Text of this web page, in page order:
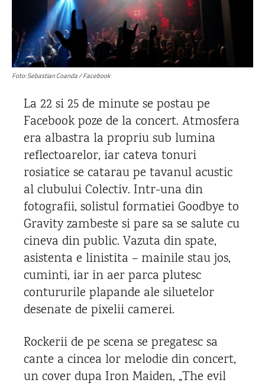
Foto: Sebastian Coanda / Facebook
La 22 si 25 de minute se postau pe
Facebook poze de la concert. Atmosfera
era albastra la propriu sub lumina
reflectoarelor, iar cateva tonuri
rosiatice se catarau pe tavanul acustic
al clubului Colectiv. Intr-una din
fotografii, solistul formatiei Goodbye to
Gravity zambeste si pare sa se salute cu
cineva din public. Vazuta din spate,
asistenta e linistita – mainile stau jos,
cuminti, iar in aer parca plutesc
contururile plapande ale siluetelor
desenate de pixelii camerei.
Rockerii de pe scena se pregatesc sa
cante a cincea lor melodie din concert,
un cover dupa Iron Maiden, „The evil